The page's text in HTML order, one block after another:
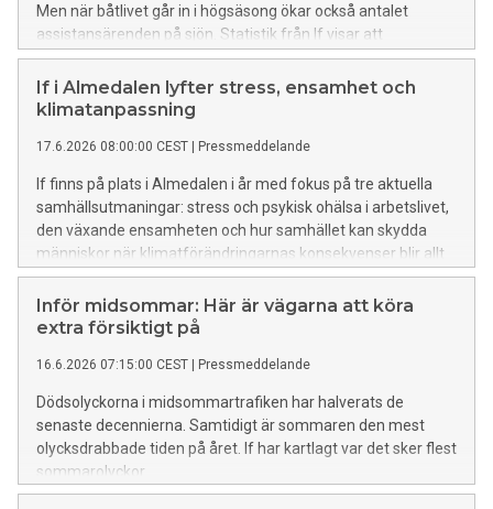
Men när båtlivet går in i högsäsong ökar också antalet
assistansärenden på sjön. Statistik från If visar att
motorproblem är den vanligaste orsaken till att svenska
fritidsbåtar behöver hjälp ute på vattnet. Även sjunkning och
grundstötningar hör till de vanligaste anledningarna till att
If i Almedalen lyfter stress, ensamhet och
klimatanpassning
17.6.2026 08:00:00 CEST | Pressmeddelande
If finns på plats i Almedalen i år med fokus på tre aktuella
samhällsutmaningar: stress och psykisk ohälsa i arbetslivet,
den växande ensamheten och hur samhället kan skydda
människor när klimatförändringarnas konsekvenser blir allt
tydligare.
Inför midsommar: Här är vägarna att köra
extra försiktigt på
16.6.2026 07:15:00 CEST | Pressmeddelande
Dödsolyckorna i midsommartrafiken har halverats de
senaste decennierna. Samtidigt är sommaren den mest
olycksdrabbade tiden på året. If har kartlagt var det sker flest
sommarolyckor.